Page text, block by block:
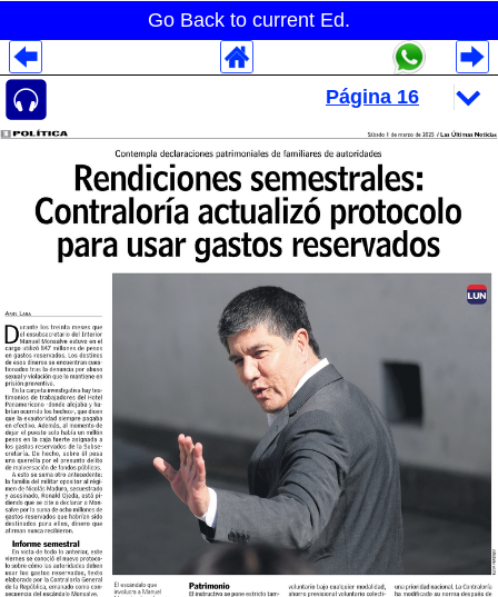
Go Back to current Ed.
Despliegues Analytics
Despliegues Totales
Despliegues por Rubros